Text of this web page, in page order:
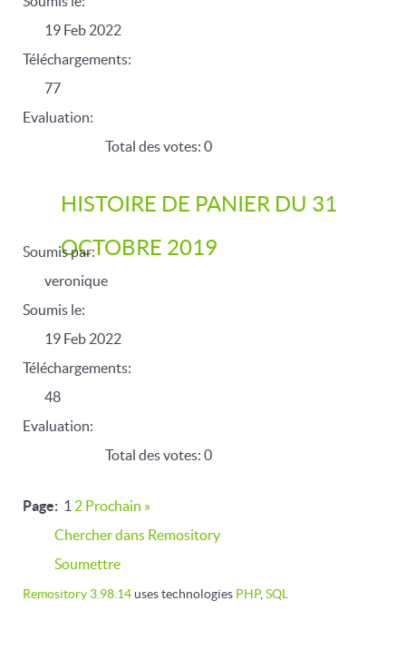
19 Feb 2022
Téléchargements:
77
Evaluation:
Total des votes: 0
HISTOIRE DE PANIER DU 31
OCTOBRE 2019
Soumis par:
veronique
Soumis le:
19 Feb 2022
Téléchargements:
48
Evaluation:
Total des votes: 0
Page: 1 2 Prochain »
Chercher dans Remository
Soumettre
Remository 3.98.14 uses technologies PHP, SQL